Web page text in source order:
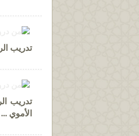
تدريب
تدريب
الأموي ...